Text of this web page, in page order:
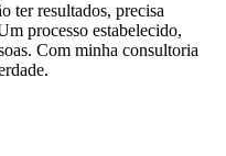
ter resultados, precisa
processo estabelecido,
Com minha consultoria